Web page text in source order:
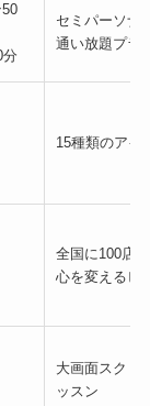
セミパーソナ
通い放題プラ
15種類のアイ
全国に100店
心を変えるピ
大画面スクリ
ッスン